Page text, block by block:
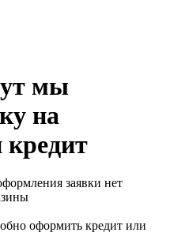
мы
на
кредит
заявки нет
оформить кредит или